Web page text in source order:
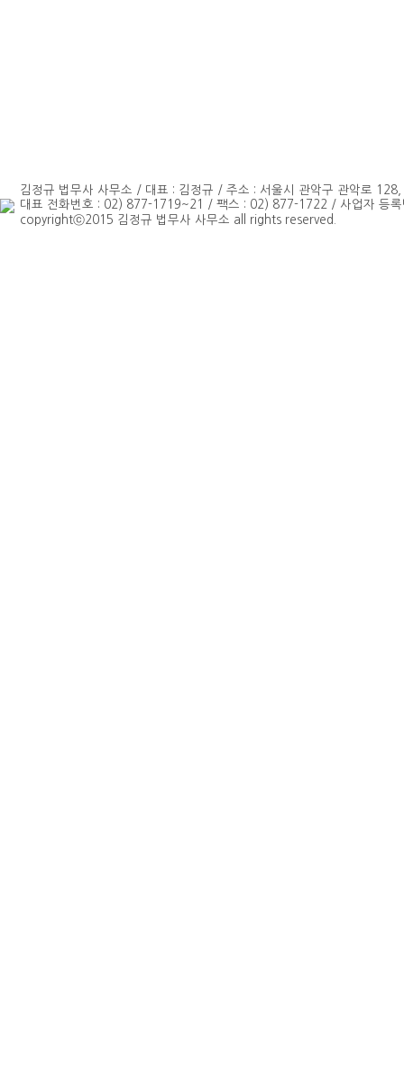
김정규 법무사 사무소 / 대표 : 김정규 / 주소 : 서울시 관악구 관악로
대표 전화번호 : 02) 877-1719~21 / 팩스 : 02) 877-1722 / 사업자 등
copyrightⓒ2015 김정규 법무사 사무소 all rights reserved.